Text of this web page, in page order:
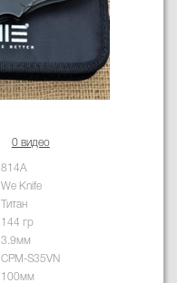
0 видео
814A
We Knife
Титан
144 гр
3.9мм
CPM-S35VN
100мм